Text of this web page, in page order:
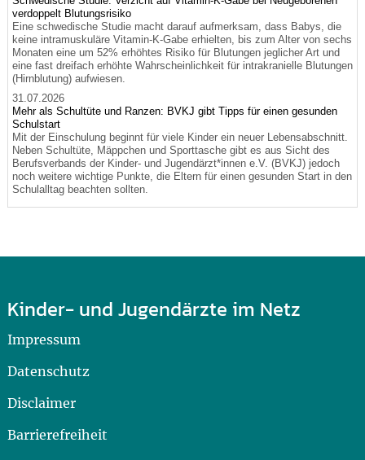
verdoppelt Blutungsrisiko
Eine schwedische Studie macht darauf aufmerksam, dass Babys, die
keine intramuskuläre Vitamin-K-Gabe erhielten, bis zum Alter von sechs
Monaten eine um 52% erhöhtes Risiko für Blutungen jeglicher Art und
eine fast dreifach erhöhte Wahrscheinlichkeit für intrakranielle Blutungen
(Hirnblutung) aufwiesen.
31.07.2026
Mehr als Schultüte und Ranzen: BVKJ gibt Tipps für einen gesunden
Schulstart
Mit der Einschulung beginnt für viele Kinder ein neuer Lebensabschnitt.
Neben Schultüte, Mäppchen und Sporttasche gibt es aus Sicht des
Berufsverbands der Kinder- und Jugendärzt*innen e.V. (BVKJ) jedoch
noch weitere wichtige Punkte, die Eltern für einen gesunden Start in den
Schulalltag beachten sollten.
Kinder- und Jugendärzte im Netz
Impressum
Datenschutz
Disclaimer
Barrierefreiheit